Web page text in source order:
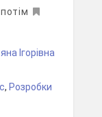
Ігорівна
, Розробки